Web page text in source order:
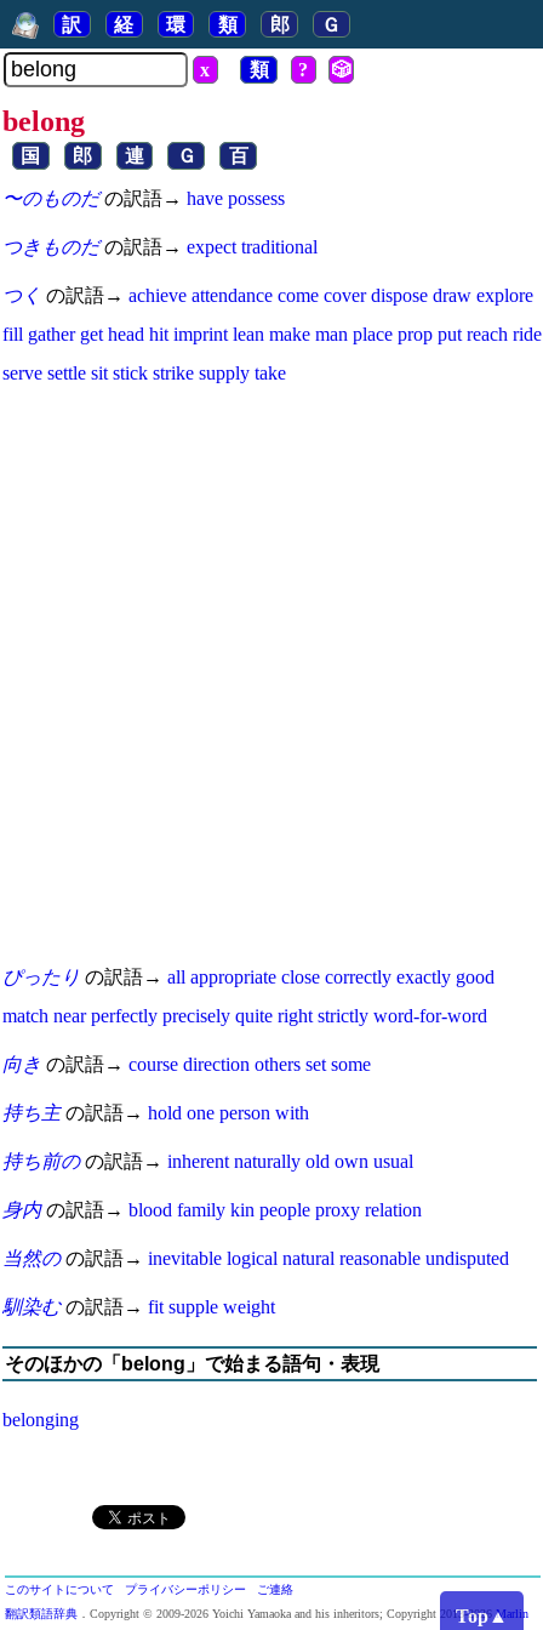
Top▲
訳 経 環 類 郎 Ｇ
x 類 ? 🎲
belong
国 郎 連 Ｇ 百
〜のものだの訳語→ have possess
つきものだの訳語→ expect traditional
つく の訳語→ achieve attendance come cover dispose draw explore
fill gather get head hit imprint lean make man place prop put reach ride
serve settle sit stick strike supply take
ぴったり の訳語→ all appropriate close correctly exactly good
match near perfectly precisely quite right strictly word-for-word
向き の訳語→ course direction others set some
持ち主の訳語→ hold one person with
持ち前のの訳語→ inherent naturally old own usual
身内の訳語→ blood family kin people proxy relation
当然のの訳語→ inevitable logical natural reasonable undisputed
馴染むの訳語→ fit supple weight
そのほかの「belong」で始まる語句・表現
belonging
このサイトについて プライバシーポリシー
ご連絡
翻訳類語辞典 ．Copyright © 2009-2026 Yoichi Yamaoka and his inheritors; Copyright 2013-2026 Marlin